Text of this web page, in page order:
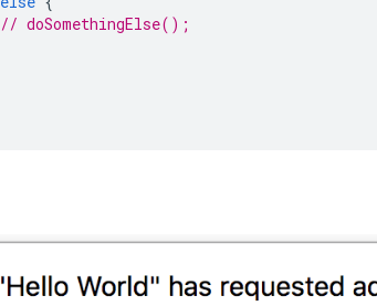
// doSomethingElse();